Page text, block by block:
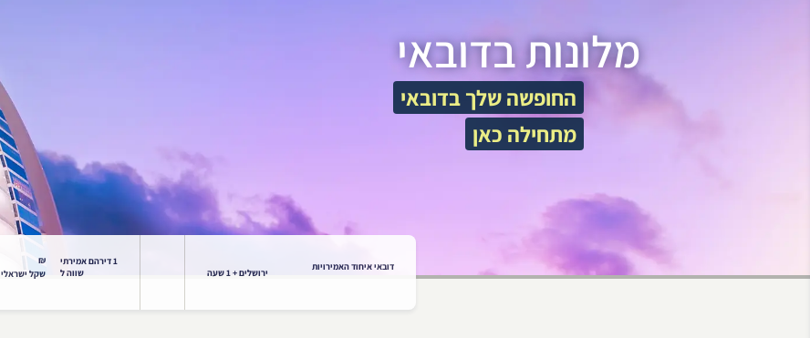
מלונות בדובאי
החופשה שלך בדובאי
מתחילה כאן
דובאי איחוד האמירויות ירושלים + 1 שעה
1 דירהם אמירתי
שווה ל
₪
שקל ישראלי